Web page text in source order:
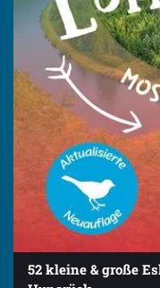
52 kleine & große